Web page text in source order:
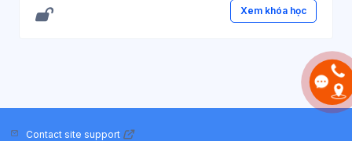
phát sinh doanh thu,... mỗi công đoạn – cùng tham gia
trải nghiệm khoá học ngay hôm nay!
Xem khóa học
Contact site support